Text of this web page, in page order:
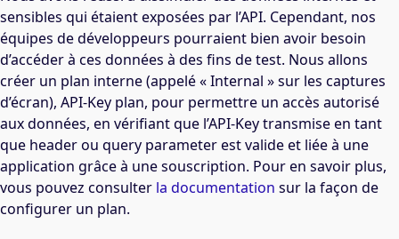
sensibles qui étaient exposées par l’API. Cependant, nos
équipes de développeurs pourraient bien avoir besoin
d’accéder à ces données à des fins de test. Nous allons
créer un plan interne (appelé « Internal » sur les captures
d’écran), API-Key plan, pour permettre un accès autorisé
aux données, en vérifiant que l’API-Key transmise en tant
que header ou query parameter est valide et liée à une
application grâce à une souscription. Pour en savoir plus,
vous pouvez consulter la documentation sur la façon de
configurer un plan.